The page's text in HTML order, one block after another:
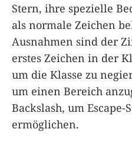
Stern, ihre spezielle
als normale Zeichen
Ausnahmen sind der
erstes Zeichen in der
um die Klasse zu
um einen Bereich
Backslash, um Escape-
ermöglichen.